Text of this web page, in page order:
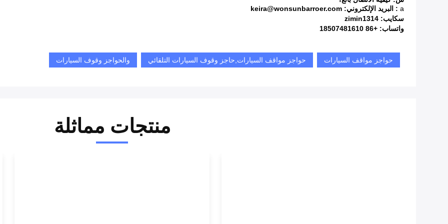
a : البريد الإلكتروني: keira@wonsunbarroer.com
سكايب: zimin1314
واتساب: +86 18507481610
حواجز مواقف السيارات حواجز مواقف السيارات,حاجز وقوف السيارات التلقائي والحواجز وقوف السيارات
منتجات مماثلة